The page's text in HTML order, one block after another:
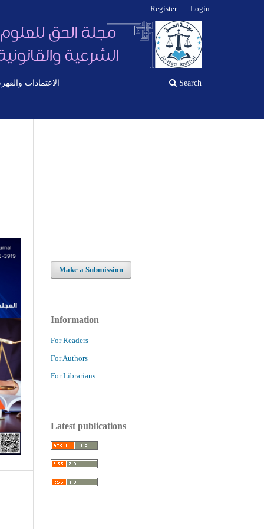
الاعتمادات Search
Register Login
Make a Submission
Information
For Readers
For Authors
For Librarians
Latest publications